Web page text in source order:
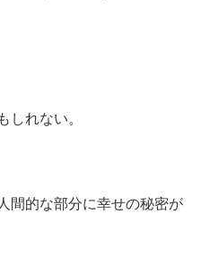
しれない。
間的な部分に幸せの秘密が